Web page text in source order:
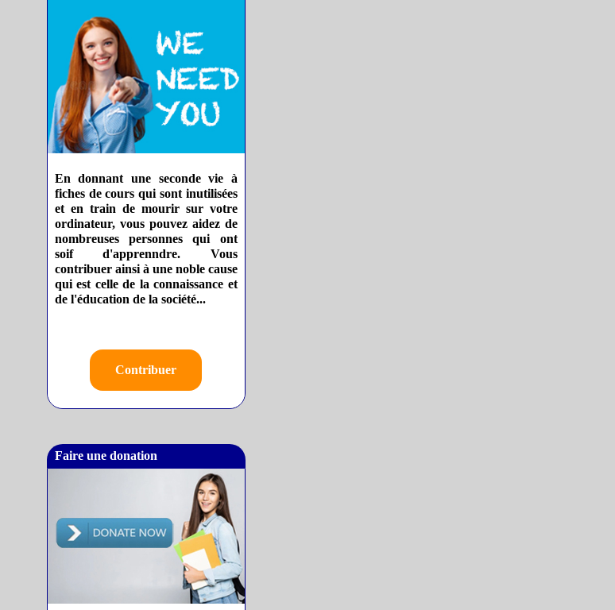
En donnant une seconde vie à
fiches de cours qui sont inutilisées
et en train de mourir sur votre
ordinateur, vous pouvez aidez de
nombreuses personnes qui ont
soif d'apprenndre. Vous
contribuer ainsi à une noble cause
qui est celle de la connaissance et
de l'éducation de la société...
Contribuer
Faire une donation